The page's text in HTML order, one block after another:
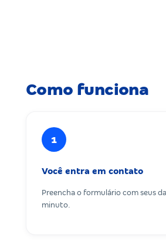
Como funciona
1
Você entra em contato
Preencha o formulário com seus
minuto.